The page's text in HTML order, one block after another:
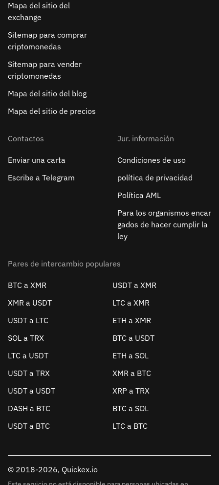
Mapa del sitio del
exchange
Sitemap para comprar
criptomonedas
Sitemap para vender
criptomonedas
Mapa del sitio del blog
Mapa del sitio de precios
Contactos
Enviar una carta
Escribe a Telegram
Jur. información
Condiciones de uso
política de privacidad
Política AML
Para los organismos encar
gados de hacer cumplir la
ley
Pares de intercambio populares
BTC a XMR
USDT a XMR
XMR a USDT
LTC a XMR
USDT a LTC
ETH a XMR
SOL a TRX
BTC a USDT
LTC a USDT
ETH a SOL
USDT a TRX
XMR a BTC
USDT a USDT
XRP a TRX
DASH a BTC
BTC a SOL
USDT a BTC
LTC a BTC
© 2018-2026, Quickex.io